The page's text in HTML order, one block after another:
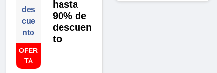
des
cue
nto
OFER
TA
hasta
90% de
descuen
to